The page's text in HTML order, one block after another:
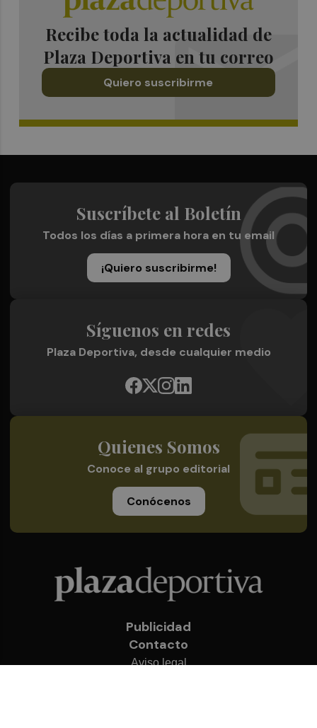
Recibe toda la actualidad de
Plaza Deportiva en tu correo
Quiero suscribirme
Suscríbete al Boletín
Todos los días a primera hora en tu email
¡Quiero suscribirme!
Síguenos en redes
Plaza Deportiva, desde cualquier medio
Quienes Somos
Conoce al grupo editorial
Conócenos
Publicidad
Contacto
Aviso legal